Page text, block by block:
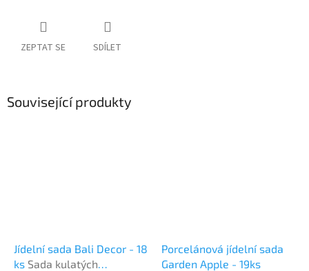
ZEPTAT SE SDÍLET
Související produkty
Jídelní sada Bali Decor - 18
ks Sada kulatých
Porcelánová jídelní sada
Garden Apple - 19ks